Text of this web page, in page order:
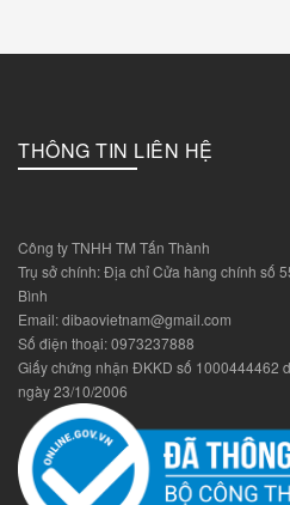
THÔNG TIN LIÊN HỆ
Công ty TNHH TM Tấn Thành
Trụ sở chính: Địa chỉ Cửa hàng chính số
Bình
Email: dibaovietnam@gmail.com
Số điện thoại: 0973237888
Giấy chứng nhận ĐKKD số 1000444462
ngày 23/10/2006